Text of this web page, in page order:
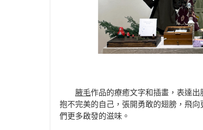
腋毛作品的療癒文字和插畫，表達
抱不完美的自己，張開勇敢的翅膀，飛向
們更多啟發的滋味。